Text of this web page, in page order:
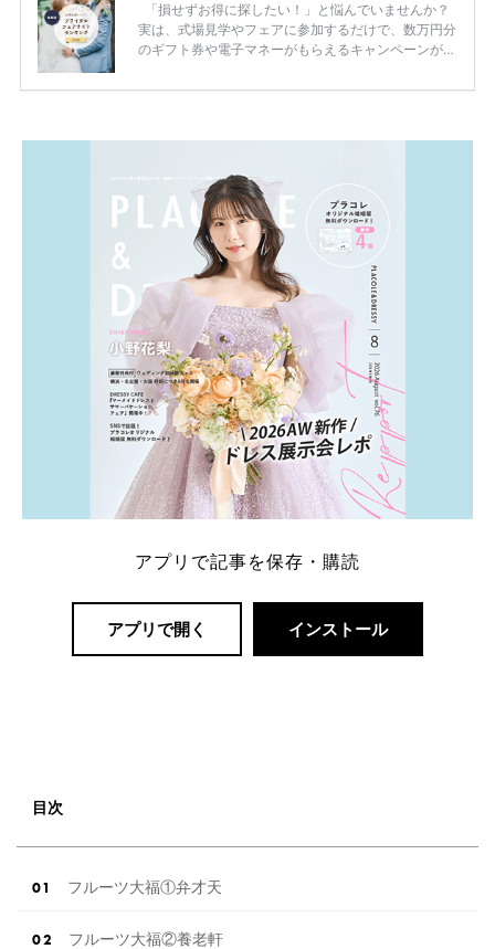
「損せずお得に探したい！」と悩んでいませんか？
実は、式場見学やフェアに参加するだけで、数万円分
のギフト券や電子マネーがもらえるキャンペーンがあ
ため、比較せずに選ぶと損をしてしまうことも……。
一番お得？」「プラコレの特典は？」といった疑問も
解決します。 まずは診断で候補を絞れる「ウェディ
ング診断」か、体験型 […]続きを読む
アプリで記事を保存・購読
アプリで開く インストール
目次
フルーツ大福①弁才天
フルーツ大福②養老軒